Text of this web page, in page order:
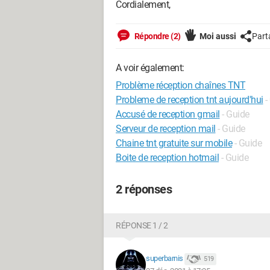
Cordialement,
Répondre (2) Moi aussi
A voir également:
Problème réception chaînes TNT
Probleme de reception tnt aujourd'hui -
Accusé de reception gmail - Guide
Serveur de reception mail - Guide
Chaine tnt gratuite sur mobile - Guide
Boite de reception hotmail - Guide
2 réponses
RÉPONSE 1 / 2
superbarnis 519